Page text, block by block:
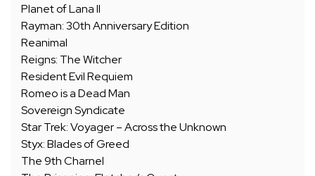
Planet of Lana II
Rayman: 30th Anniversary Edition
Reanimal
Reigns: The Witcher
Resident Evil Requiem
Romeo is a Dead Man
Sovereign Syndicate
Star Trek: Voyager – Across the Unknown
Styx: Blades of Greed
The 9th Charnel